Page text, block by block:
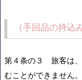
（手回品の持込
第４条の３ 旅客は、
むことができません。